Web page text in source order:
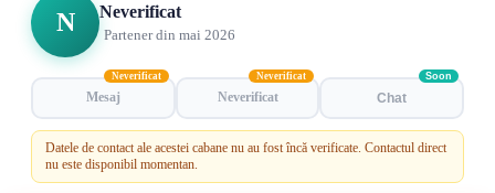
N Neverificat
Partener din mai 2026
Mesaj
Neverificat
Neverificat
Neverificat
Chat
Soon
Datele de contact ale acestei cabane nu au fost încă verificate. Contactul direct
nu este disponibil momentan.